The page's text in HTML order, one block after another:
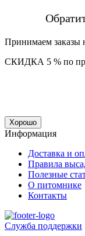
Обратите
Принимаем заказы
СКИДКА 5 % по
Хорошо
Информация
Доставка и
Правила
Полезные
О питомнике
Контакты
Служба поддержки